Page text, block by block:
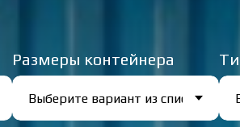
Размеры контейнера